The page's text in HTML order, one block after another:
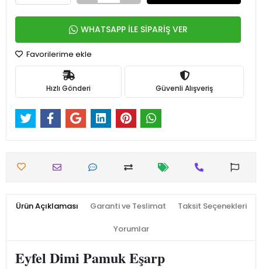
WHATSAPP İLE SİPARİŞ VER
Favorilerime ekle
Hızlı Gönderi Güvenli Alışveriş
Ürün Açıklaması Garanti ve Teslimat Taksit Seçenekleri
Yorumlar
Eyfel Dimi Pamuk Eşarp